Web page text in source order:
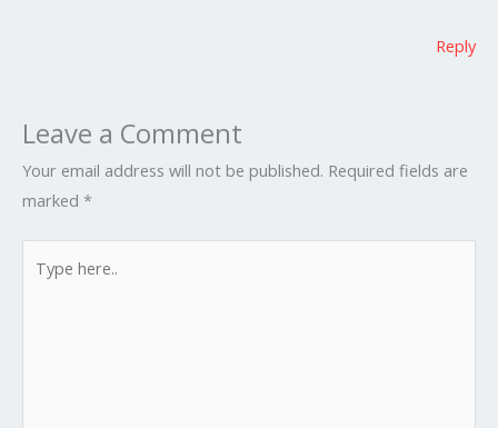
Reply
Leave a Comment
Your email address will not be published. Required fields are
marked *
here..